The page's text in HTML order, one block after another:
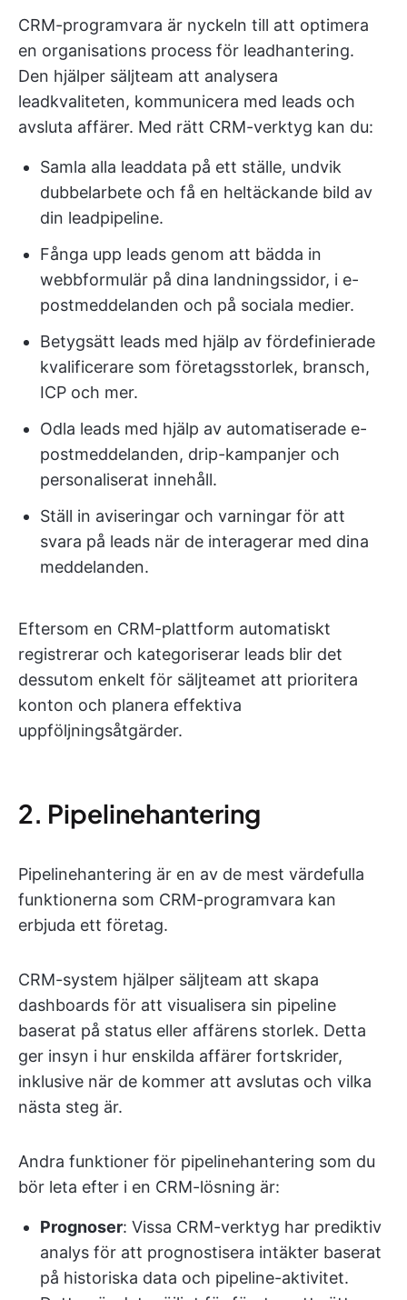
CRM-programvara är nyckeln till att optimera
en organisations process för leadhantering.
Den hjälper säljteam att analysera
leadkvaliteten, kommunicera med leads och
avsluta affärer. Med rätt CRM-verktyg kan du:
Samla alla leaddata på ett ställe, undvik
dubbelarbete och få en heltäckande bild av
din leadpipeline.
Fånga upp leads genom att bädda in
webbformulär på dina landningssidor, i e-
postmeddelanden och på sociala medier.
Betygsätt leads med hjälp av fördefinierade
kvalificerare som företagsstorlek, bransch,
ICP och mer.
Odla leads med hjälp av automatiserade e-
postmeddelanden, drip-kampanjer och
personaliserat innehåll.
Ställ in aviseringar och varningar för att
svara på leads när de interagerar med dina
meddelanden.
Eftersom en CRM-plattform automatiskt
registrerar och kategoriserar leads blir det
dessutom enkelt för säljteamet att prioritera
konton och planera effektiva
uppföljningsåtgärder.
2. Pipelinehantering
Pipelinehantering är en av de mest värdefulla
funktionerna som CRM-programvara kan
erbjuda ett företag.
CRM-system hjälper säljteam att skapa
dashboards för att visualisera sin pipeline
baserat på status eller affärens storlek. Detta
ger insyn i hur enskilda affärer fortskrider,
inklusive när de kommer att avslutas och vilka
nästa steg är.
Andra funktioner för pipelinehantering som du
bör leta efter i en CRM-lösning är:
Prognoser: Vissa CRM-verktyg har prediktiv
analys för att prognostisera intäkter baserat
på historiska data och pipeline-aktivitet.